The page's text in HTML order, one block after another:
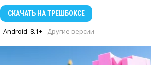
СКАЧАТЬ НА ТРЕШБОКСЕ
Android 8.1+ Другие версии